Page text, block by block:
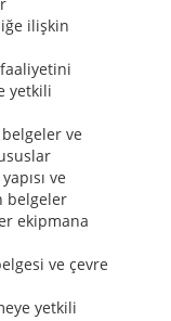
ilişkin
yetkili
ve
ve
belgeler
ekipmana
ve çevre
yetkili